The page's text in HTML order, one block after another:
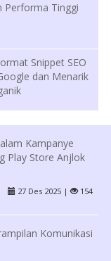
Performa Tinggi
Snippet SEO
dan Menarik
Kampanye
Play Store Anjlok
27 Des 2025 | 154
Komunikasi